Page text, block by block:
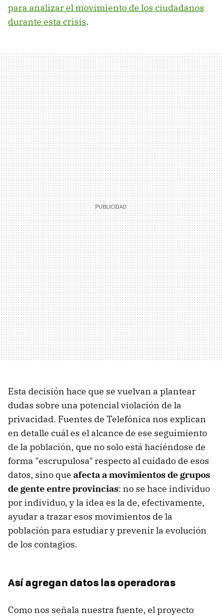
para analizar el movimiento de los ciudadanos
durante esta crisis.
Esta decisión hace que se vuelvan a plantear
dudas sobre una potencial violación de la
privacidad. Fuentes de Telefónica nos explican
en detalle cuál es el alcance de ese seguimiento
de la población, que no solo está haciéndose de
forma "escrupulosa" respecto al cuidado de esos
datos, sino que afecta a movimientos de grupos
de gente entre provincias: no se hace individuo
por individuo, y la idea es la de, efectivamente,
ayudar a trazar esos movimientos de la
población para estudiar y prevenir la evolución
de los contagios.
Así agregan datos las operadoras
Como nos señala nuestra fuente, el proyecto